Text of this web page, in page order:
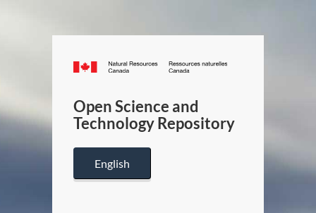
Canada.ca
/
Canada
Open Science and
Technology Repository
English